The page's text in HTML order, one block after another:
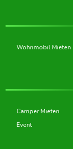
Wohnmobil Mieten
Camper Mieten
Event